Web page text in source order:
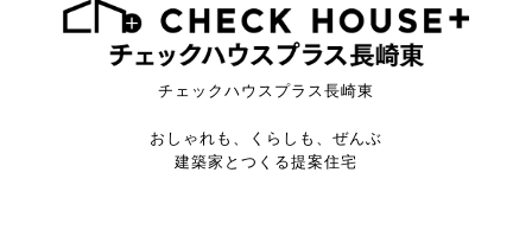
チェックハウスプラス長崎東
おしゃれも、くらしも、ぜんぶ
建築家とつくる提案住宅